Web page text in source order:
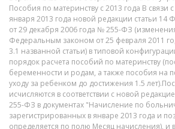
Пособия по материнству с 2013 года В связи с
января 2013 года новой редакции статьи 14
от 29 декабря 2006 года № 255-ФЗ
Федеральным законом от 25 февраля 2011
3.1 названной статьи) в типовой
порядок расчета пособий по материнству
беременности и родам, а также пособия на
уходу за ребенком до достижения 1.5
исчисляются в соответствии с новой
255-ФЗ в документах "Начисление по
зарегистрированных в январе 2013 года и
определяется по полю Месяц начисления), и